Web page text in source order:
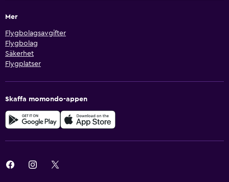
Mer
Flygbolagsavgifter
Flygbolag
Säkerhet
Flygplatser
Skaffa momondo-appen